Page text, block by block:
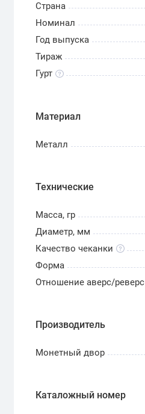
Страна
Номинал
Год выпуска
Тираж
Гурт
Материал
Металл
Технические
Масса, гр
Диаметр, мм
Качество чеканки
Форма
Отношение аверс/реверс
Производитель
Монетный двор
Каталожный номер